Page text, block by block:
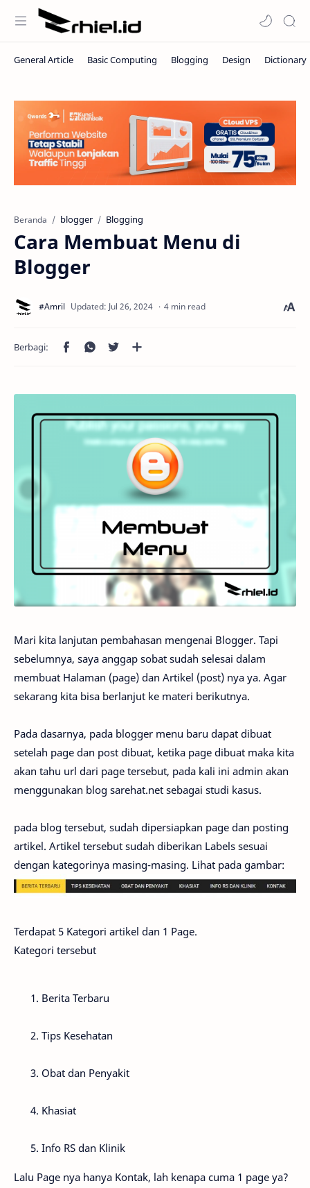
Beranda blogger Blogging
Cara Membuat Menu di
Blogger
4 min read
Mari kita lanjutan pembahasan mengenai Blogger. Tapi
sebelumnya, saya anggap sobat sudah selesai dalam
membuat Halaman (page) dan Artikel (post) nya ya. Agar
sekarang kita bisa berlanjut ke materi berikutnya.
Pada dasarnya, pada blogger menu baru dapat dibuat
setelah page dan post dibuat, ketika page dibuat maka kita
akan tahu url dari page tersebut, pada kali ini admin akan
menggunakan blog sarehat.net sebagai studi kasus.
pada blog tersebut, sudah dipersiapkan page dan posting
artikel. Artikel tersebut sudah diberikan Labels sesuai
dengan kategorinya masing-masing. Lihat pada gambar:
Terdapat 5 Kategori artikel dan 1 Page.
Kategori tersebut
Berita Terbaru
Tips Kesehatan
Obat dan Penyakit
Khasiat
Info RS dan Klinik
Lalu Page nya hanya Kontak, lah kenapa cuma 1 page ya?